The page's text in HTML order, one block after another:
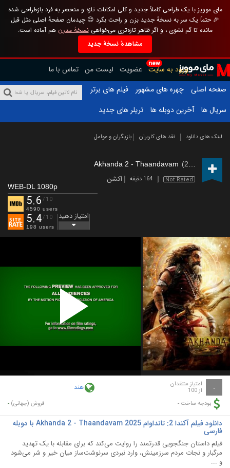
مای موویز با یک طراحی کاملاً جدید و کلی امکانات تازه و منحصر به فرد بازطراحی شده
🎉 حتماً یک سر به نسخهٔ جدید بزن و راحت بگرد 😊 چیدمان صفحهٔ اصلی مثل قبل
مانده تا گم نشوی ، و اگر ظاهر تازه‌تری می‌خواهینسخهٔ مدرن هم آماده است.
مشاهدهٔ نسخهٔ جدید
new
ورود به سایت عضویت لیست من تماس با ما
صفحه اصلی
چهره های مشهور
فیلم های برتر
سریال ها
آخرین دوبله ها تریلر های جدید
لینک های دانلود نقد های کاربران بازیگران و عوامل
Akhanda 2 - Thaandavam (2025)
Not Rated 164 دقیقه اکشن
WEB-DL 1080p
5.6 /10
4590 users
5.4/10
198 users
امتیاز دهید
Play
Video
- امتیاز منتقدان
از 100 هند
بودجه ساخت:- فروش (جهانی):-
دانلود فیلم آکندا 2: تانداوام Akhanda 2 - Thaandavam 2025 با دوبله
فارسی
فیلم داستان جنگجویی قدرتمند را روایت می‌کند که برای مقابله با یک تهدید
مرگبار و نجات مردم سرزمینش، وارد نبردی سرنوشت‌ساز میان خیر و شر می‌شود
و ...